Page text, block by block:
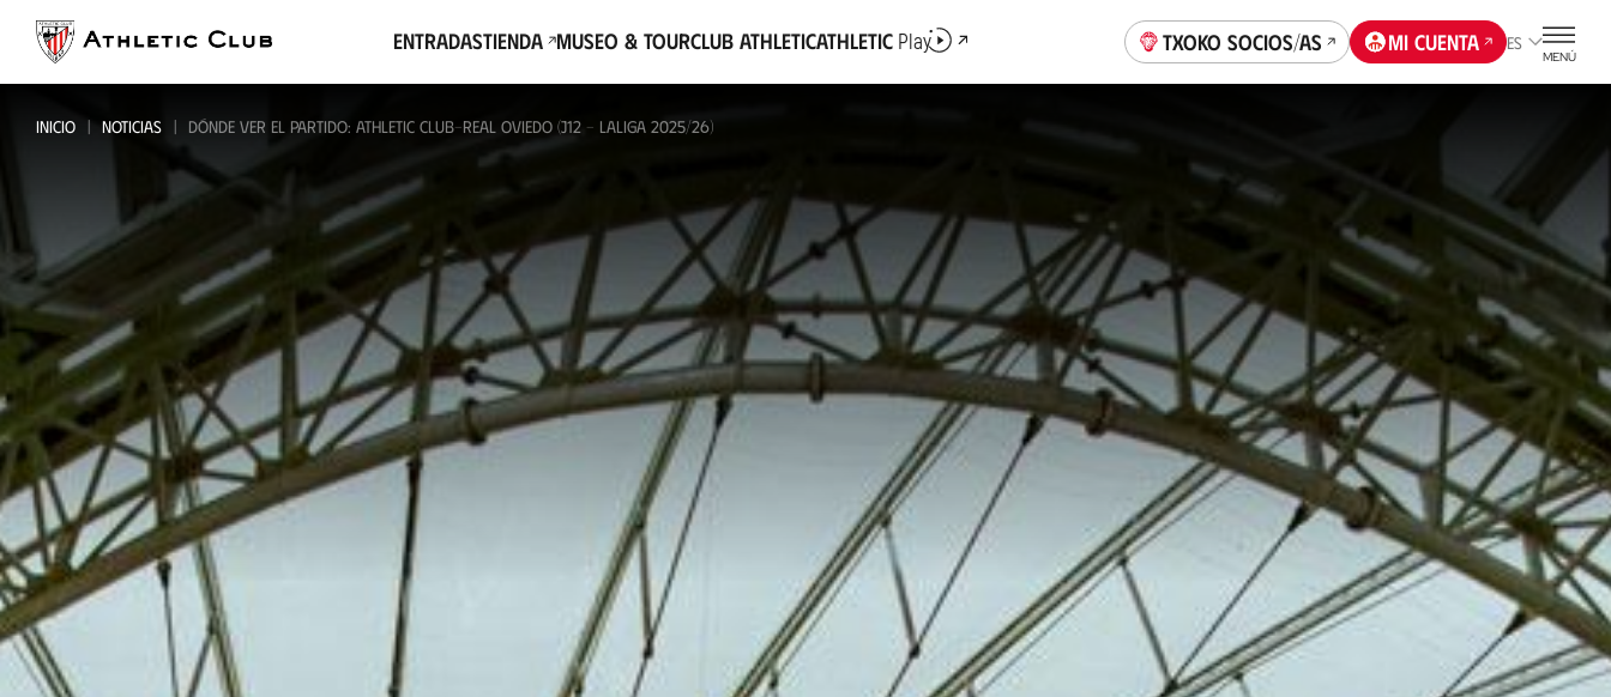
contenido
principal
EntradasTienda Museo & TourClub AthleticAthletic Play Txoko socios/as Mi cuenta ES
MENÚ
INICIO NOTICIAS DÓNDE VER EL PARTIDO: ATHLETIC CLUB-REAL OVIEDO (J12 - LALIGA 2025/26)